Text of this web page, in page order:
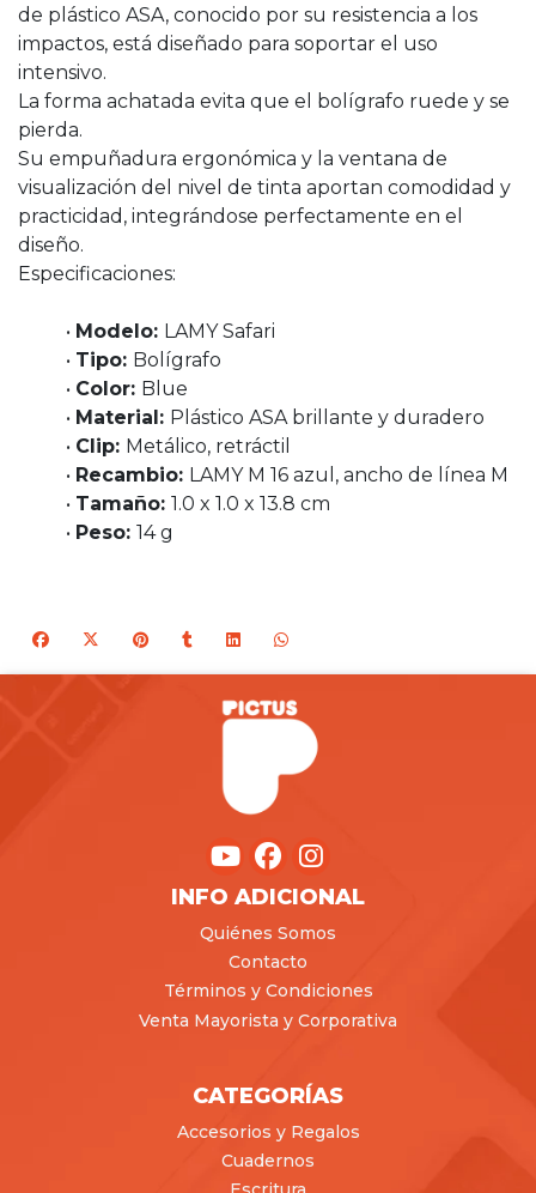
de plástico ASA, conocido por su resistencia a los
impactos, está diseñado para soportar el uso
intensivo.
La forma achatada evita que el bolígrafo ruede y se
pierda.
Su empuñadura ergonómica y la ventana de
visualización del nivel de tinta aportan comodidad y
practicidad, integrándose perfectamente en el
diseño.
Especificaciones:
• Modelo: LAMY Safari
• Tipo: Bolígrafo
• Color: Blue
• Material: Plástico ASA brillante y duradero
• Clip: Metálico, retráctil
• Recambio: LAMY M 16 azul, ancho de línea M
• Tamaño: 1.0 x 1.0 x 13.8 cm
• Peso: 14 g
INFO ADICIONAL
Quiénes Somos
Contacto
Términos y Condiciones
Venta Mayorista y Corporativa
CATEGORÍAS
Accesorios y Regalos
Cuadernos